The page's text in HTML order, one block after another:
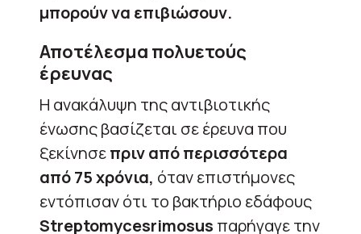
μπορούν να επιβιώσουν.
Αποτέλεσμα πολυετούς
έρευνας
Η ανακάλυψη της αντιβιοτικής
ένωσης βασίζεται σε έρευνα που
ξεκίνησεπριν από περισσότερα
από 75 χρόνια, όταν επιστήμονες
εντόπισαν ότι το βακτήριο εδάφους
Streptomycesrimosus παρήγαγε την